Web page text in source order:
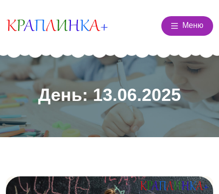
Меню
День:13.06.2025